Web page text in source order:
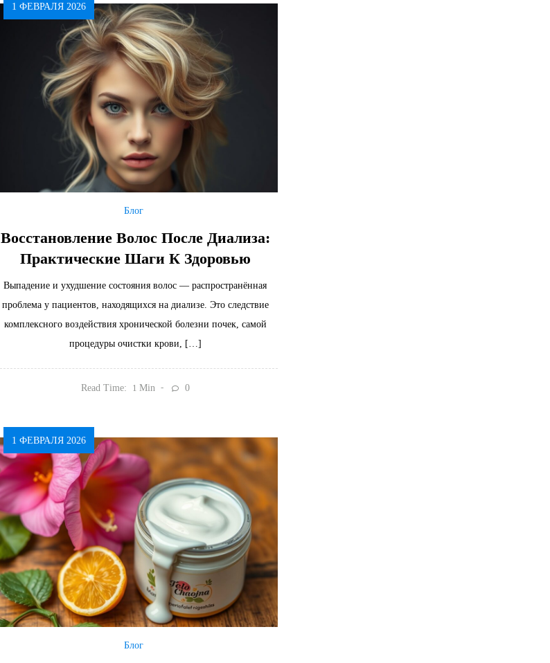
1 ФЕВРАЛЯ 2026
Блог
Восстановление Волос После Диализа:
Практические Шаги К Здоровью
Выпадение и ухудшение состояния волос — распространённая
проблема у пациентов, находящихся на диализе. Это следствие
комплексного воздействия хронической болезни почек, самой
процедуры очистки крови, […]
Read Time: 1 Min 0
1 ФЕВРАЛЯ 2026
Блог